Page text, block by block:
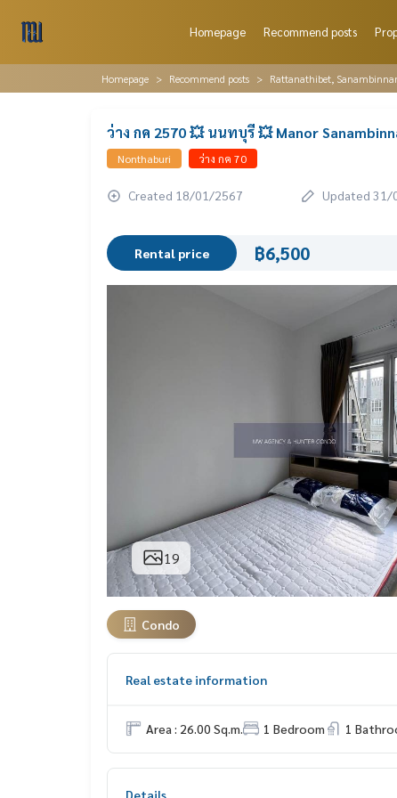
Homepage Recommend posts
Homepage Recommend posts Rattanathibet,
ว่าง กค 2570 💥 นนทบุรี 💥 Manor
Nonthaburi ว่าง กค 70
Created 18/01/2567 Updated 31/
Rental price ฿6,500
19
Condo
Real estate information
Area : 26.00 Sq.m. 1 Bedroom 1
Details